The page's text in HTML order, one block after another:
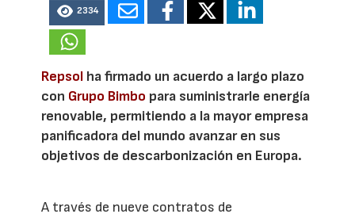
2334
Repsol ha firmado un acuerdo a largo plazo
con Grupo Bimbo para suministrarle energía
renovable, permitiendo a la mayor empresa
panificadora del mundo avanzar en sus
objetivos de descarbonización en Europa.
A través de nueve contratos de